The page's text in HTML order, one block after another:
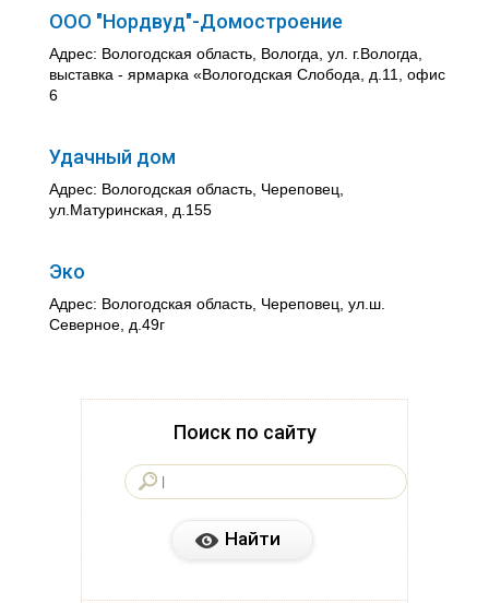
ООО "Нордвуд"-Домостроение
Адрес: Вологодская область, Вологда, ул. г.Вологда,
выставка - ярмарка «Вологодская Слобода, д.11, офис
6
Удачный дом
Адрес: Вологодская область, Череповец,
ул.Матуринская, д.155
Эко
Адрес: Вологодская область, Череповец, ул.ш.
Северное, д.49г
Поиск по сайту